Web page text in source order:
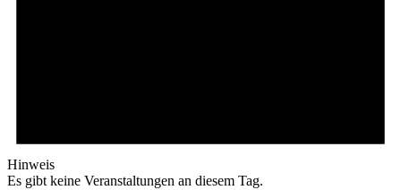
Hinweis
Es gibt keine Veranstaltungen an diesem Tag.